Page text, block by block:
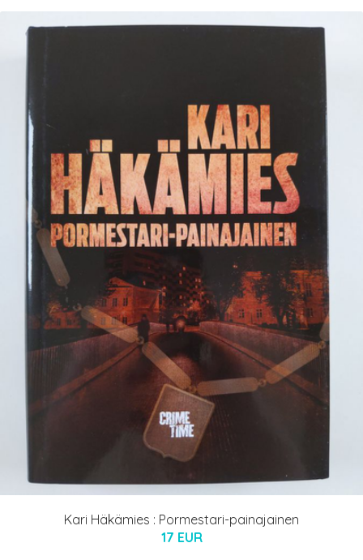
Kari Häkämies : Pormestari-painajainen
17 EUR